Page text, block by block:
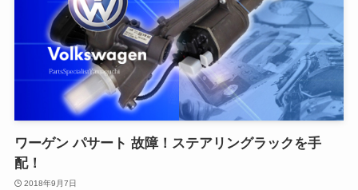
ワーゲン パサート 故障！ステアリングラックを手
配！
2018年9月7日